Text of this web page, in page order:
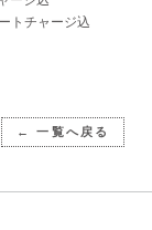
トチャージ込
← 一覧へ戻る